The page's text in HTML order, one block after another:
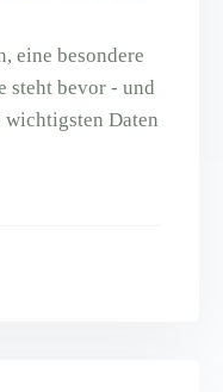
eine besondere
steht bevor - und
Daten